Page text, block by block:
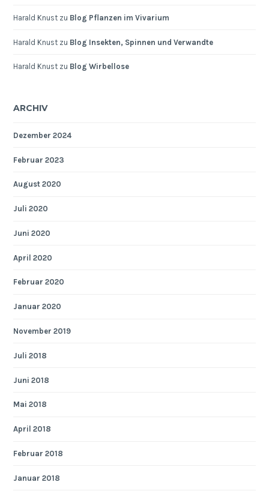
Harald Knust zu Blog Pflanzen im Vivarium
Harald Knust zu Blog Insekten, Spinnen und Verwandte
Harald Knust zu Blog Wirbellose
ARCHIV
Dezember 2024
Februar 2023
August 2020
Juli 2020
Juni 2020
April 2020
Februar 2020
Januar 2020
November 2019
Juli 2018
Juni 2018
Mai 2018
April 2018
Februar 2018
Januar 2018